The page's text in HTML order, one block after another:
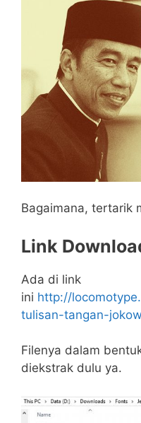
Bagaimana, tertarik
Link
Ada di link
ini http://
tulisan-tangan-
Filenya dalam
diekstrak dulu ya.